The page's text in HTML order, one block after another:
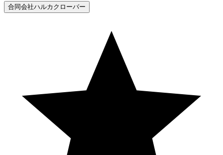
合同会社ハルカクローバー